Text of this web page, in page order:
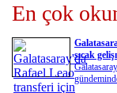
En çok
sıcak